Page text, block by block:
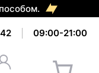
09:00-21:00